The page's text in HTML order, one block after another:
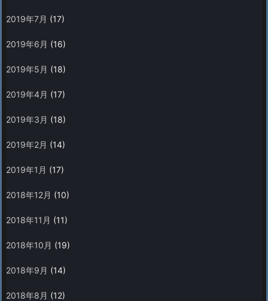
2019年7月 (17)
2019年6月 (16)
2019年5月 (18)
2019年4月 (17)
2019年3月 (18)
2019年2月 (14)
2019年1月 (17)
2018年12月 (10)
2018年11月 (11)
2018年10月 (19)
2018年9月 (14)
2018年8月 (12)